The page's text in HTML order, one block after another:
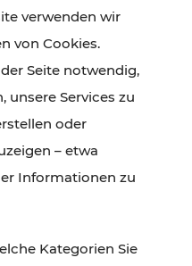
– viele
und Fahrplan-
schnell erreichbar.
verwenden wir
von Cookies.
Seite notwendig,
unsere Services zu
oder
– etwa
Informationen zu
Kategorien Sie